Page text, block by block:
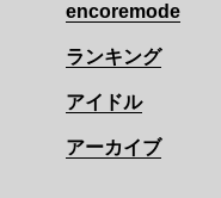
encoremode
ランキング
アイドル
アーカイブ